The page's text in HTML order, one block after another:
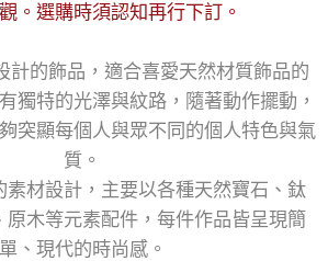
。選購時須認知再行下訂。
計的飾品，適合喜愛天然材質飾品的
獨特的光澤與紋路，隨著動作擺動，
突顯每個人與眾不同的個人特色與氣
質。
素材設計，主要以各種天然寶石、鈦
原木等元素配件，每件作品皆呈現簡
單、現代的時尚感。